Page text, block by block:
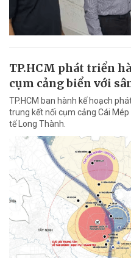
TP.HCM phát triển
cụm cảng biển với
TP.HCM ban hành kế hoạch
trung kết nối cụm cảng Cái
tế Long Thành.